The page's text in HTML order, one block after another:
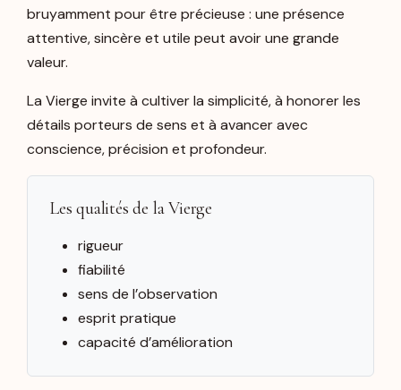
bruyamment pour être précieuse : une présence
attentive, sincère et utile peut avoir une grande
valeur.
La Vierge invite à cultiver la simplicité, à honorer les
détails porteurs de sens et à avancer avec
conscience, précision et profondeur.
Les qualités de la Vierge
rigueur
fiabilité
sens de l’observation
esprit pratique
capacité d’amélioration